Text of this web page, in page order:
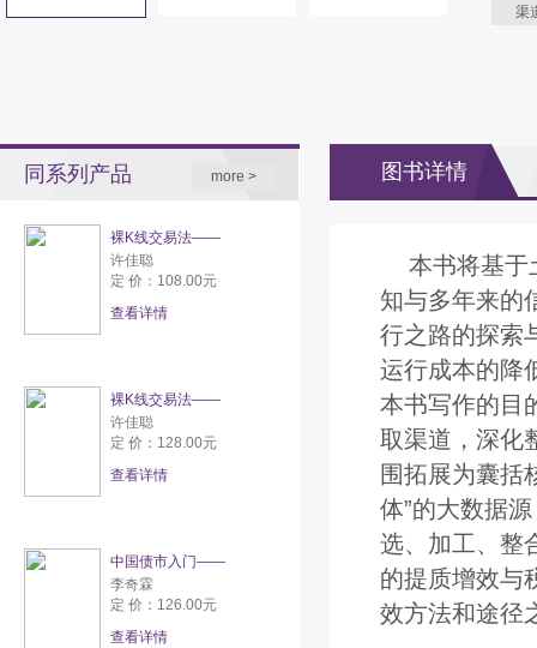
渠
同系列产品 more >
裸K线交易法——
许佳聪
定 价：108.00元
查看详情
裸K线交易法——
许佳聪
定 价：128.00元
查看详情
中国债市入门——
李奇霖
定 价：126.00元
查看详情
图书详情
本书将基于
知与多年来的
行之路的探索
运行成本的降
本书写作的目
取渠道，深化
围拓展为囊括
体”的大数据
选、加工、整
的提质增效与
效方法和途径